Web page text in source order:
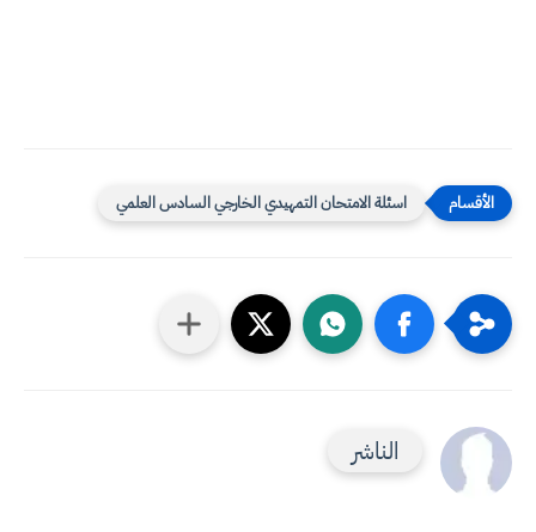
اسئلة الامتحان التمهيدي الخارجي السادس العلمي
الناشر